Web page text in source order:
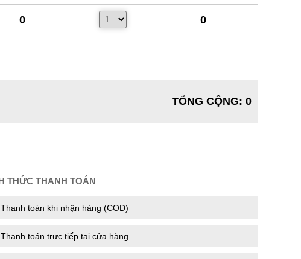
0 0
TỔNG CỘNG: 0
THỨC THANH TOÁN
Thanh toán khi nhận hàng (COD)
Thanh toán trực tiếp tại cửa hàng